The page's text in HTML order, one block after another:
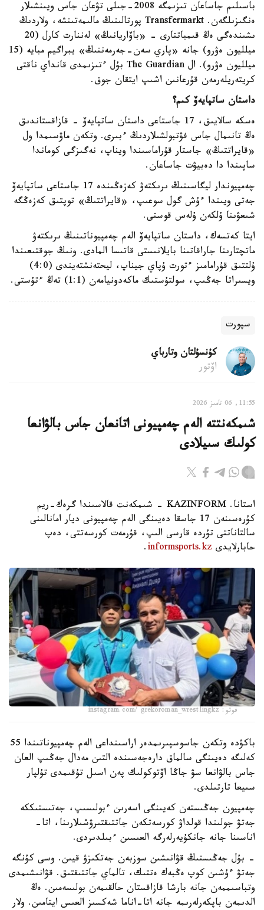
باسىلىم جاساعان تىزىمگە 2008-جىلى تۋعان جاس ويىنشىلار
ەنگىزىلگەن. Transfermarkt پورتالىنىڭ مالىمەتىنشە، ولاردىڭ
ىشىندەگى ەڭ قىمباتتارى - «باۆاريانىڭ» لەننارت كارل (20
ميلليون ەۋرو) جانە «پاري سەن-جەرمەننىڭ» يبراگيم مبايە (15
ميلليون ەۋرو). ال The Guardian بۇل ءتىزىمدى قانداي ناقتى
كريتەريلەرمەن قۇرعانىن اشىپ ايتقان جوق.
داستان ساتپايەۆ كىم؟
ەسكە سالايىق، 17 جاستاعى داستان ساتپايەۆ - قازاقستاندىق
ەڭ تانىمال جاس فۋتبولشىلاردىڭ ءبىرى. وتكەن ماۋسىمدا ول
«قايراتتىڭ» جاستار قۇراماسىندا ويناپ، نەگىزگى كوماندا
ساپىندا دا دەبيۋت جاساعان.
چەمپيوندار ليگاسىنىڭ ىرىكتەۋ كەزەڭىندە 17 جاستاعى ساتپايەۆ
جەتى ويىندا ءۇش گول سوعىپ، «قايراتتىڭ» توپتىق كەزەڭگە
شىعۋىنا ۇلكەن ۇلەس قوستى.
ايتا كەتسەك، داستان ساتپايەۆ الەم چەمپيوناتىنىڭ ىرىكتەۋ
ماتچتارىنا جاراقاتىنا بايلانىستى قاتىسا المادى. ونىڭ جوقتىعىندا
ۇلتتىق قۇرامامىز ءتورت ۇپاي جيناپ، ليحتەنشتەيندى (4:0)
ويسىراتا جەڭىپ، سولتۇستىك ماكەدونيامەن (1:1) تەڭ ءتۇستى.
سپورت
كۇنسۇلتان وتارباي
اۆتور
11:55, 06 تامىز 2026
شىمكەنتتە الەم چەمپيونى اتانعان جاس بالۋانعا
كولىك سىيلادى
استانا. KAZINFORM - شىمكەنت قالاسىندا گرەك-ريم
كۇرەسىنەن 17 جاسقا دەيىنگى الەم چەمپيونى ديار امانالىنى
سالتاناتتى تۇردە قارسى الىپ، قۇرمەت كورسەتتى، دەپ
حابارلايدى informsports.kz
.
فوتو: instagram.com/ grekoroman_wrestlingkz
باكۋدە وتكەن جاسوسپىرىمدەر اراسىنداعى الەم چەمپيوناتىندا 55
كەلىگە دەيىنگى سالماق دارەجەسىندە التىن مەدال جەڭىپ العان
جاس بالۋانعا سۋ جاڭا اۆتوكولىك پەن اسىل تۇقىمدى تۇلپار
سىيعا تارتىلدى.
چەمپيون جەڭىستەن كەيىنگى اسەرىن ءبولىسىپ، جەتىستىككە
جەتۋ جولىندا قولداۋ كورسەتكەن جاتتىقتىرۋشىلارىنا، اتا-
اناسىنا جانە جانكۇيەرلەرگە العىسىن ءبىلدىردى.
- بۇل جەڭىستىڭ قۋانىشىن سوزبەن جەتكىزۋ قيىن. وسى كۇنگە
جەتۋ ءۇشىن كوپ ەڭبەك ەتتىك، تالماي جاتتىقتىق. قۋانىشىمدى
وتباسىممەن جانە بارشا قازاقستان حالقىمەن بولىسەمىن. ەڭ
الدىمەن باپكەرلەرىمە جانە اتا-اناما شەكسىز العىس ايتامىن. ولار